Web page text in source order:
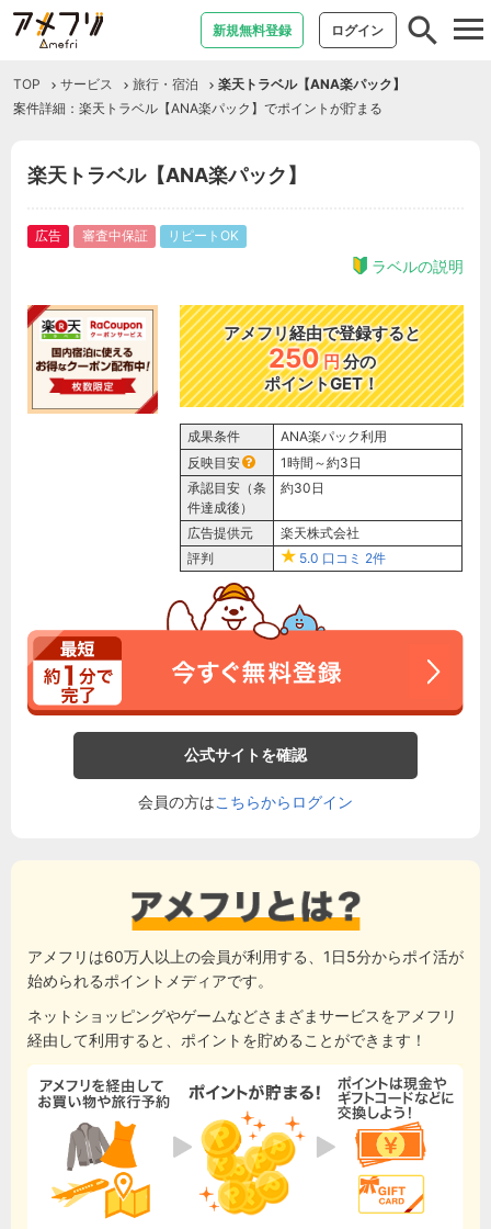
新規無料登録 ログイン
TOP サービス 旅行・宿泊
楽天トラベル【ANA楽パック】
案件詳細：楽天トラベル【ANA楽パック】でポイントが貯まる
楽天トラベル【ANA楽パック】
広告 審査中保証 リピートOK
ラベルの説明
アメフリ経由で登録すると
250円分の
ポイントGET！
成果条件
ANA楽パック利用
反映目安
1時間～約3日
承認目安（条
件達成後）
約30日
広告提供元
楽天株式会社
評判
5.0 口コミ 2件
公式サイトを確認
会員の方はこちらからログイン
アメフリは60万人以上の会員が利用する、1日5分からポイ活が
始められるポイントメディアです。
ネットショッピングやゲームなどさまざまサービスをアメフリ
経由して利用すると、ポイントを貯めることができます！